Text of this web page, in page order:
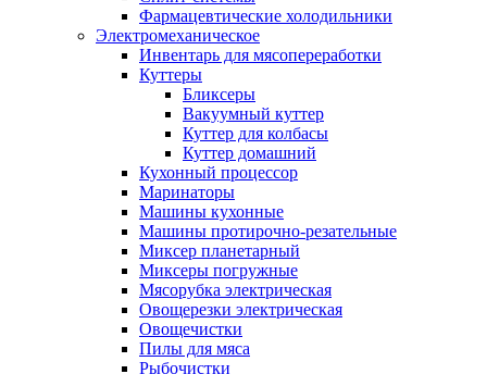
Фармацевтические холодильники
Электромеханическое
Инвентарь для мясопереработки
Куттеры
Бликсеры
Вакуумный куттер
Куттер для колбасы
Куттер домашний
Кухонный процессор
Маринаторы
Машины кухонные
Машины протирочно-резательные
Миксер планетарный
Миксеры погружные
Мясорубка электрическая
Овощерезки электрическая
Овощечистки
Пилы для мяса
Рыбочистки